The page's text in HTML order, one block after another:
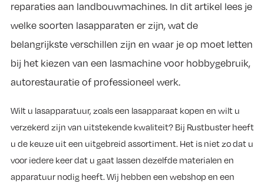
reparaties aan landbouwmachines. In dit artikel lees je
welke soorten lasapparaten er zijn, wat de
belangrijkste verschillen zijn en waar je op moet letten
bij het kiezen van een lasmachine voor hobbygebruik,
autorestauratie of professioneel werk.
Wilt u lasapparatuur, zoals een lasapparaat kopen en wilt u
verzekerd zijn van uitstekende kwaliteit? Bij Rustbuster heeft
u de keuze uit een uitgebreid assortiment. Het is niet zo dat u
voor iedere keer dat u gaat lassen dezelfde materialen en
apparatuur nodig heeft. Wij hebben een webshop en een